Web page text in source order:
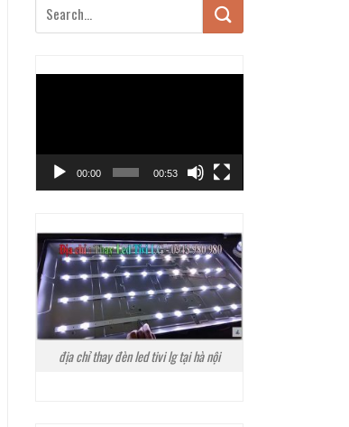
00:00 00:53
địa chỉ thay đèn led tivi lg tại hà nội